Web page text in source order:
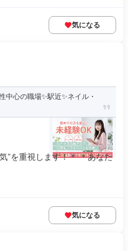
気になる
中心の職場✨駅近✨ネイル・
”を重視します！＊ ＊あなた
気になる